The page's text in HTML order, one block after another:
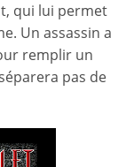
qui lui permet
Un assassin a
remplir un
pas de